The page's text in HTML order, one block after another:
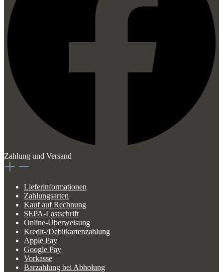
Zahlung und Versand
Lieferinformationen
Zahlungsarten
Kauf auf Rechnung
SEPA-Lastschrift
Online-Überweisung
Kredit-/Debitkartenzahlung
Apple Pay
Google Pay
Vorkasse
Barzahlung bei Abholung